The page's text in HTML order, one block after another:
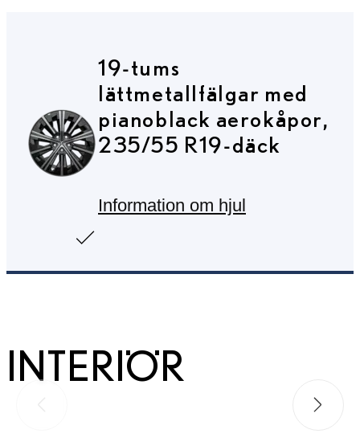
19-tums
lättmetallfälgar med
pianoblack aerokåpor,
235/55 R19-däck
Information om hjul
INTERIÖR
Nästa